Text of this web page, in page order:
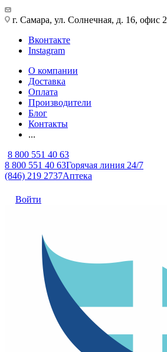
г. Самара, ул. Солнечная, д. 16, офис 2
Вконтакте
Instagram
О компании
Доставка
Оплата
Производители
Блог
Контакты
...
8 800 551 40 63
8 800 551 40 63Горячая линия 24/7
(846) 219 2737Аптека
Войти